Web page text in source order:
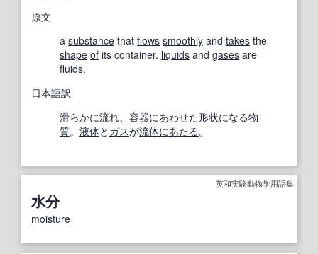
原文
a substance that flows smoothly and takes the
shape of its container. liquids and gases are
fluids.
日本語訳
滑らかに流れ 容器にあわせた形状になる物
質。 液体と ガスが流体にあたる 。
英和実験動物学用語集
水分
moisture